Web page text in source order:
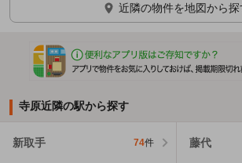
近隣の物件を地図から探
寺原近隣の駅から探す
新取手 74件 藤代